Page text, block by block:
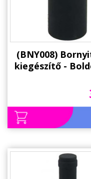
(BNY008)
kiegészítő -
-